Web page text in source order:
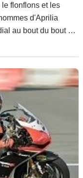
le flonflons et les
d'Aprilia
au bout du bout de